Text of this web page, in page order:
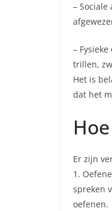
–
–
trillen,
Het is
dat het
Er zijn
1.
spreken
oefenen.